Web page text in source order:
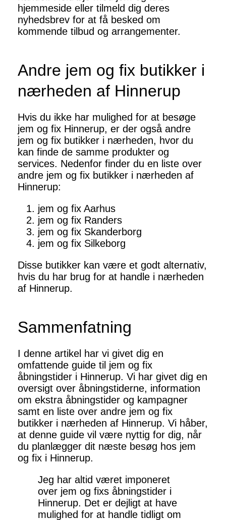
hjemmeside eller tilmeld dig deres
nyhedsbrev for at få besked om
kommende tilbud og arrangementer.
Andre jem og fix butikker i
nærheden af Hinnerup
Hvis du ikke har mulighed for at besøge
jem og fix Hinnerup, er der også andre
jem og fix butikker i nærheden, hvor du
kan finde de samme produkter og
services. Nedenfor finder du en liste over
andre jem og fix butikker i nærheden af
Hinnerup:
jem og fix Aarhus
jem og fix Randers
jem og fix Skanderborg
jem og fix Silkeborg
Disse butikker kan være et godt alternativ,
hvis du har brug for at handle i nærheden
af Hinnerup.
Sammenfatning
I denne artikel har vi givet dig en
omfattende guide til jem og fix
åbningstider i Hinnerup. Vi har givet dig en
oversigt over åbningstiderne, information
om ekstra åbningstider og kampagner
samt en liste over andre jem og fix
butikker i nærheden af Hinnerup. Vi håber,
at denne guide vil være nyttig for dig, når
du planlægger dit næste besøg hos jem
og fix i Hinnerup.
Jeg har altid været imponeret
over jem og fixs åbningstider i
Hinnerup. Det er dejligt at have
mulighed for at handle tidligt om